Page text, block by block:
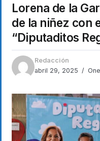
Lorena de la
de la niñez con
“Diputaditos
Redacción
abril 29, 2025